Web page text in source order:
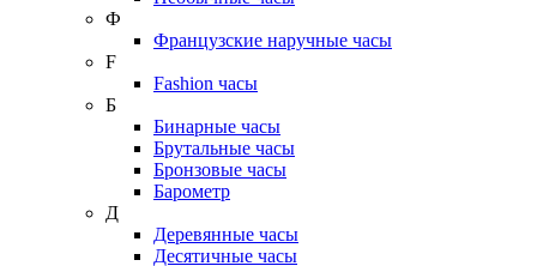
Ф
Французские наручные часы
F
Fashion часы
Б
Бинарные часы
Брутальные часы
Бронзовые часы
Барометр
Д
Деревянные часы
Десятичные часы